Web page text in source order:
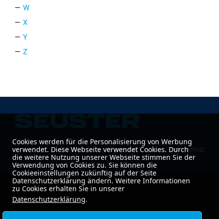
W
X
Y
Z
E-Mail Impressum Datenschutz
Cookies werden für die Personalisierung von Werbung
verwendet. Diese Webseite verwendet Cookies. Durch
die weitere Nutzung unserer Webseite stimmen Sie der
Verwendung von Cookies zu. Sie können die
Cookieeinstellungen zukünftig auf der Seite
Datenschutzerklärung ändern. Weitere Informationen
zu Cookies erhalten Sie in unserer
Datenschutzerklärung.